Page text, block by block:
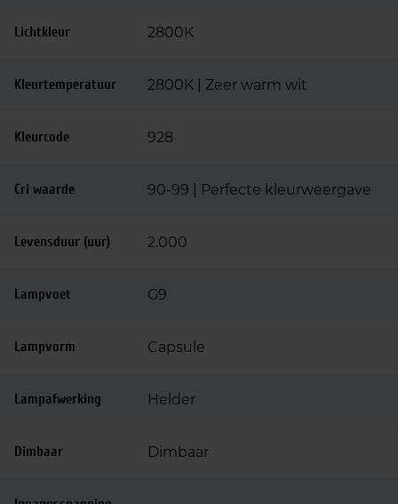
Lichtkleur 2800K
Kleurtemperatuur 2800K | Zeer warm wit
Kleurcode 928
Cri waarde 90-99 | Perfecte kleurweergave
Levensduur (uur) 2.000
Lampvoet G9
Lampvorm Capsule
Lampafwerking Helder
Dimbaar Dimbaar